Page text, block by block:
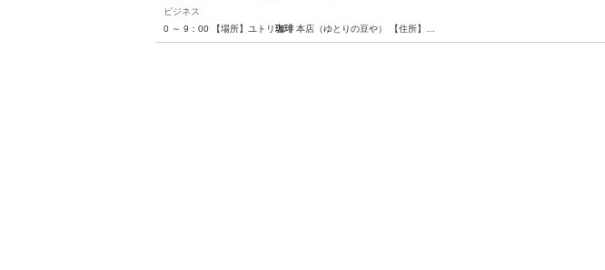
ビジネス
0 ～ 9：00 【場所】ユトリ珈琲 本店（ゆとりの豆や） 【住所】…